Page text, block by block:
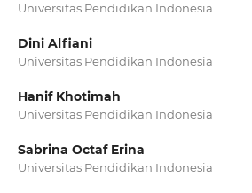
Universitas Pendidikan Indonesia
Dini Alfiani
Universitas Pendidikan Indonesia
Hanif Khotimah
Universitas Pendidikan Indonesia
Sabrina Octaf Erina
Universitas Pendidikan Indonesia